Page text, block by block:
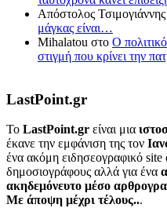
Απόστολος Τσιμογιάννης
μάγκας είναι…
Mihalatou στο Ο
στιγμή που κρίνει την
LastPoint.gr
To LastPoint.gr είναι μια
έκανε την εμφάνιση της τον
ένα ακόμη ειδησεογραφικό site
δημοσιογράφους αλλά για ένα
ακηδεμόνευτο μέσο
Με άποψη μέχρι τέλους...